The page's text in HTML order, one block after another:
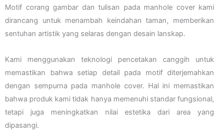
Motif corang gambar dan tulisan pada manhole cover kami
dirancang untuk menambah keindahan taman, memberikan
sentuhan artistik yang selaras dengan desain lanskap.
Kami menggunakan teknologi pencetakan canggih untuk
memastikan bahwa setiap detail pada motif diterjemahkan
dengan sempurna pada manhole cover. Hal ini memastikan
bahwa produk kami tidak hanya memenuhi standar fungsional,
tetapi juga meningkatkan nilai estetika dari area yang
dipasangi.